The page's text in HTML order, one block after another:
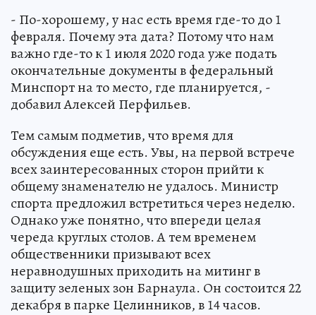
- По-хорошему, у нас есть время где-то до 1
февраля. Почему эта дата? Потому что нам
важно где-то к 1 июля 2020 года уже подать
окончательные документы в федеральный
Минспорт на то место, где планируется, -
добавил Алексей Перфильев.
Тем самым подметив, что время для
обсуждения еще есть. Увы, на первой встрече
всех заинтересованных сторон прийти к
общему знаменателю не удалось. Министр
спорта предложил встретиться через неделю.
Однако уже понятно, что впереди целая
череда круглых столов. А тем временем
общественники призывают всех
неравнодушных приходить на митинг в
защиту зеленых зон Барнаула. Он состоится 22
декабря в парке Целинников, в 14 часов.